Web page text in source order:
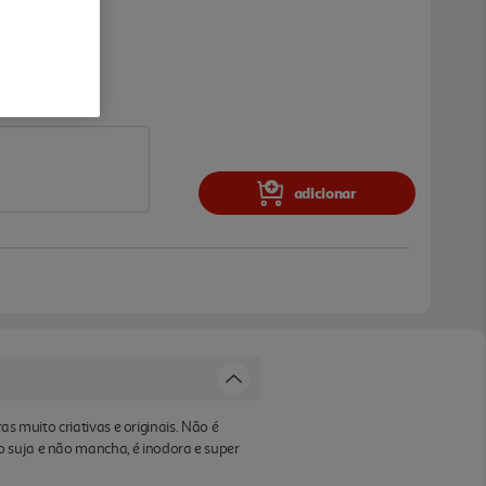
adicionar
muito criativas e originais. Não é
e não mancha, é inodora e super